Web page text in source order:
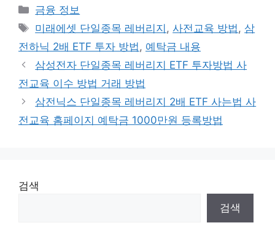
카
테
고
리
금융 정보
태
그
미래에셋 단일종목 레버리지 ,사전교육 방법 , 삼
전하닉 2배 ETF 투자 방법 , 예탁금 내용
삼성전자 단일종목 레버리지 ETF 투자방법 사
전교육 이수 방법 거래 방법
삼전닉스 단일종목 레버리지 2배 ETF 사는법 사
전교육 홈페이지 예탁금 1000만원 등록방법
검색
검색